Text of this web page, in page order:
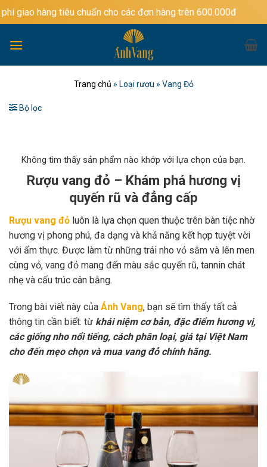
Bỏ
qua
dung
tiêu chuẩn cho các đơn hàng trên 600.000đ
Trang chủ » Loại rượu » Vang Đỏ
Bộ lọc
Không tìm thấy sản phẩm nào khớp với lựa chọn của bạn.
Rượu vang đỏ – Khám phá hương vị
quyến rũ và đẳng cấp
Rượu vang đỏ luôn là lựa chọn quen thuộc trên bàn tiệc nhờ
hương vị phong phú, đa dạng và khả năng kết hợp tuyệt vời
với ẩm thực. Được làm từ những trái nho vỏ sẫm và lên men
cùng vỏ, vang đỏ mang đến màu sắc quyến rũ, tannin chát
nhẹ và cấu trúc cân bằng.
Trong bài viết này của Ánh Vang, bạn sẽ tìm thấy tất cả
thông tin cần biết: từ khái niệm cơ bản, đặc điểm hương vị,
các giống nho nổi tiếng, cách phân loại, giá tại Việt Nam
cho đến mẹo chọn và mua vang đỏ chính hãng.